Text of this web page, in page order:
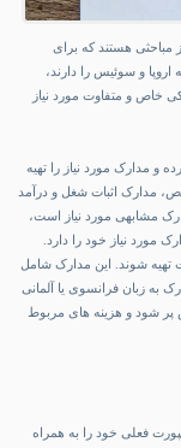
هستند که برای
و سوئیس را دارند،
خاص و متفاوت مورد نیاز
و مدارک مورد نیاز را تهیه
مدارک اثبات شغل و درآمد
مشابهی مورد نیاز است،
مورد نیاز خود را دارد.
تهیه شوند. این مدارک شامل
به زبان فرانسوی یا آلمانی
پر شود و هزینه های مربوط
فعلی خود را به همراه